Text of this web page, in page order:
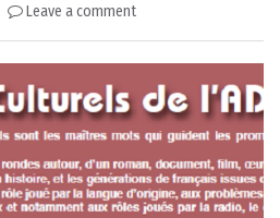
Leave a comment